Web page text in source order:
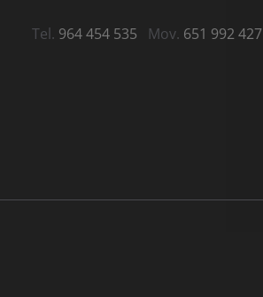
Tel. 964 454 535 Mov. 651 992 427